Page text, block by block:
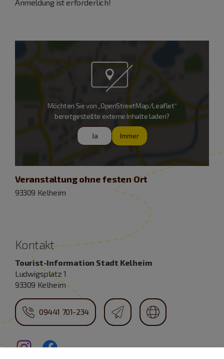
Anmeldung ist erforderlich!
Möchten Sie von „OpenStreetMap/Leaflet“
bereitgestellte externe Inhalte laden?
Ja Immer
Veranstaltung ohne festen Ort
93309 Kelheim
Kontakt
Tourist-Information Stadt Kelheim
Ludwigsplatz 1
93309 Kelheim
09441 701-234